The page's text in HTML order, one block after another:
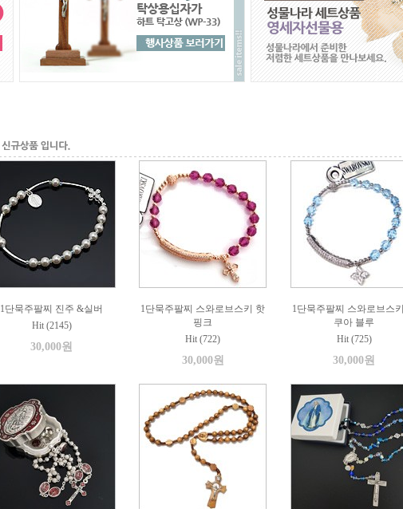
1단묵주팔찌 진주 &실버
Hit (2145)
30,000원
1단묵주팔찌 스와로브스키 핫
핑크
Hit (722)
30,000원
1단묵주팔찌 스와로브스
쿠아 블루
Hit (725)
30,000원